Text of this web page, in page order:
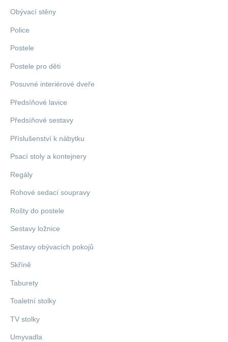
Obývací stěny
Police
Postele
Postele pro děti
Posuvné interiérové dveře
Předsíňové lavice
Předsíňové sestavy
Příslušenství k nábytku
Psací stoly a kontejnery
Regály
Rohové sedací soupravy
Rošty do postele
Sestavy ložnice
Sestavy obývacích pokojů
Skříně
Taburety
Toaletní stolky
TV stolky
Umyvadla